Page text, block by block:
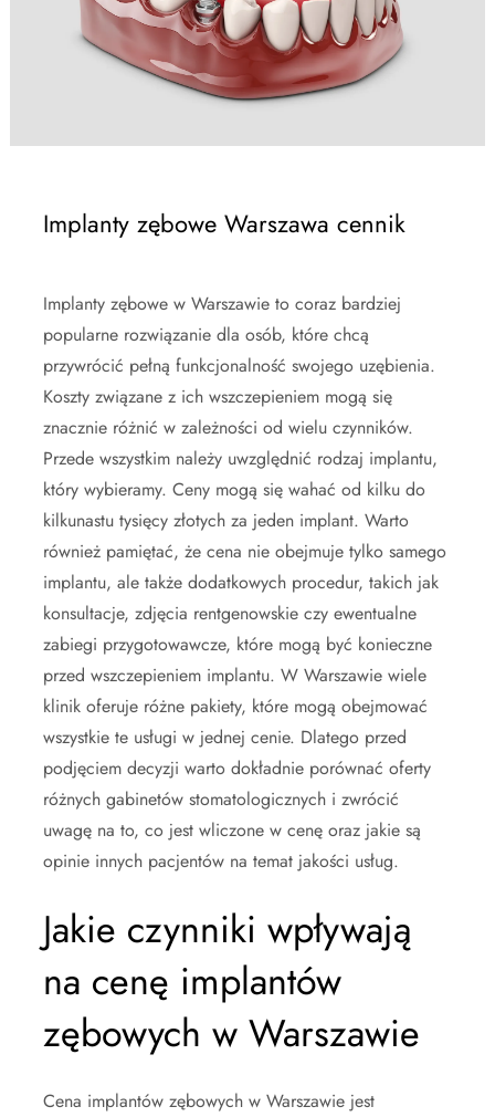
Implanty zębowe Warszawa cennik
Implanty zębowe w Warszawie to coraz bardziej
popularne rozwiązanie dla osób, które chcą
przywrócić pełną funkcjonalność swojego uzębienia.
Koszty związane z ich wszczepieniem mogą się
znacznie różnić w zależności od wielu czynników.
Przede wszystkim należy uwzględnić rodzaj implantu,
który wybieramy. Ceny mogą się wahać od kilku do
kilkunastu tysięcy złotych za jeden implant. Warto
również pamiętać, że cena nie obejmuje tylko samego
implantu, ale także dodatkowych procedur, takich jak
konsultacje, zdjęcia rentgenowskie czy ewentualne
zabiegi przygotowawcze, które mogą być konieczne
przed wszczepieniem implantu. W Warszawie wiele
klinik oferuje różne pakiety, które mogą obejmować
wszystkie te usługi w jednej cenie. Dlatego przed
podjęciem decyzji warto dokładnie porównać oferty
różnych gabinetów stomatologicznych i zwrócić
uwagę na to, co jest wliczone w cenę oraz jakie są
opinie innych pacjentów na temat jakości usług.
Jakie czynniki wpływają
na cenę implantów
zębowych w Warszawie
Cena implantów zębowych w Warszawie jest